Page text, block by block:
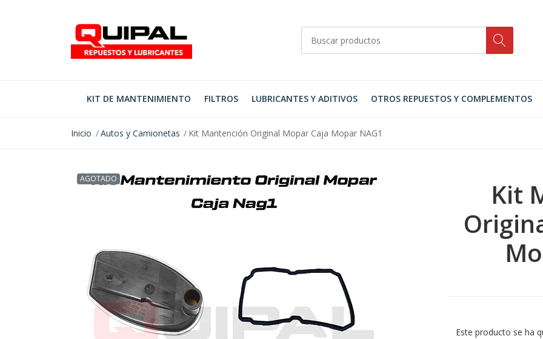
KIT DE MANTENIMIENTO FILTROS LUBRICANTES Y ADITIVOS OTROS REPUESTOS Y COMPLEMENTOS
Inicio Autos y Camionetas Kit Mantención Original Mopar Caja Mopar NAG1
AGOTADO
Kit
Este producto se ha